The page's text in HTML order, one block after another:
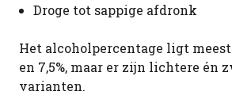
Droge tot sappige afdronk
Het alcoholpercentage ligt
en 7,5%, maar er zijn lichtere én
varianten.